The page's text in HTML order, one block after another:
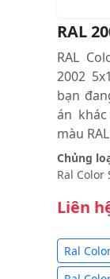
RAL
RAL
2002
bạn
án
màu
Chủng
Ral Color
Liên
Ral